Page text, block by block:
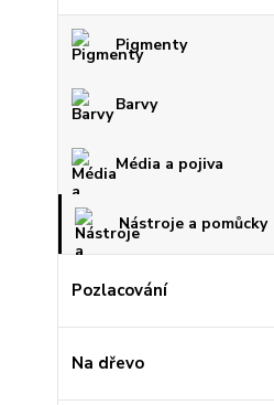
Pigmenty
Barvy
Média a pojiva
Nástroje a pomůcky
Pozlacování
Na dřevo